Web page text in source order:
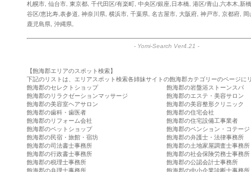
札幌市 仙台市 東京都 千代田区/有楽町 中央区/銀座,日本橋 港区/青山,六本木,新橋
谷区/恵比寿,表参道
神奈川県 横浜市 千葉県 名古屋市 大阪府 神戸市 京都府 岡
鹿児島県 沖縄県
- Yomi-Search Ver4.21 -
【飽海郡エリアのスポット検索】
下記のリストは、エリアスポット検索各姉妹サイトの飽海郡カテゴリーのページに
飽海郡のセレクトショップ
飽海郡の岩盤浴ストーンスパ
飽海郡のリラクゼーションマッサージ
飽海郡のエステ・美容サロン
飽海郡の美容室ヘアサロン
飽海郡の美容整形クリニック
飽海郡の歯科・歯医者
飽海郡の住宅会社
飽海郡のリフォーム会社
飽海郡の住宅設備工事業者
飽海郡のペットショップ
飽海郡のペンション・コテージ
飽海郡の民宿・旅館・宿坊
飽海郡の弁護士・法律事務所
飽海郡の司法書士事務所
飽海郡の土地家屋調査士事務所
飽海郡の行政書士事務所
飽海郡の社会保険労務士事務所
飽海郡の税理士事務所
飽海郡の公認会計士事務所
飽海郡の弁理士事務所
飽海郡の中小企業診断士事務所